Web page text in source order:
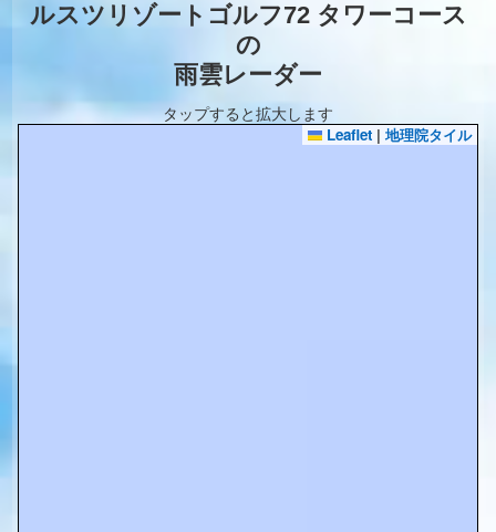
ルスツリゾートゴルフ72 タワーコース
の
雨雲レーダー
タップすると拡大します
Leaflet | 地理院タイル